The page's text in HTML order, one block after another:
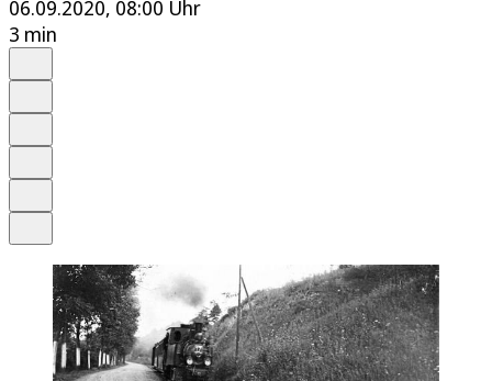
06.09.2020, 08:00 Uhr
3 min